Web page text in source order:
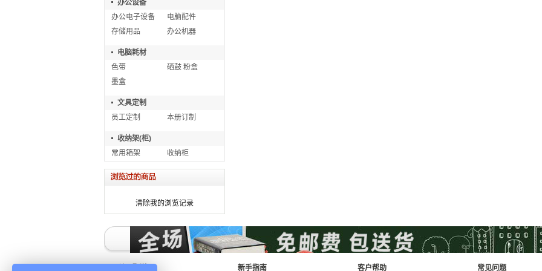
办公设备
办公电子设备
电脑配件
存储用品
办公机器
电脑耗材
色带
硒鼓 粉盒
墨盒
文具定制
员工定制
本册订制
收纳架(柜)
常用箱架
收纳柜
清除我的浏览记录
新手指南 客户帮助 常见问题